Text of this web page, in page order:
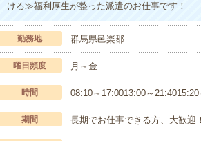
ける≫福利厚生が整った派遣のお仕事です！
勤務地 群馬県邑楽郡
曜日頻度 月～金
時間 08:10～17:0013:00～
期間 長期でお仕事できる方、大歓迎！